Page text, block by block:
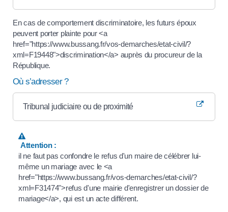
En cas de comportement discriminatoire, les futurs époux
peuvent porter plainte pour <a
href="https://www.bussang.fr/vos-demarches/etat-civil/?
xml=F19448">discrimination</a> auprès du procureur de la
République.
Où s’adresser ?
Tribunal judiciaire ou de proximité
Attention :
il ne faut pas confondre le refus d'un maire de célébrer lui-
même un mariage avec le <a
href="https://www.bussang.fr/vos-demarches/etat-civil/?
xml=F31474">refus d'une mairie d'enregistrer un dossier de
mariage</a>, qui est un acte différent.